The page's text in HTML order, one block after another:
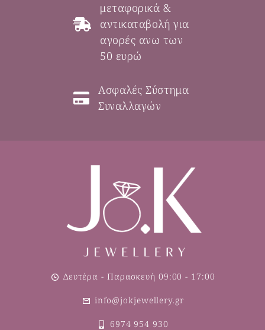
μεταφορικά &
αντικαταβολή για
αγορές ανω των
50 ευρώ
Ασφαλές Σύστημα
Συναλλαγών
Δευτέρα - Παρασκευή 09:00 - 17:00
info@jokjewellery.gr
6974 954 930